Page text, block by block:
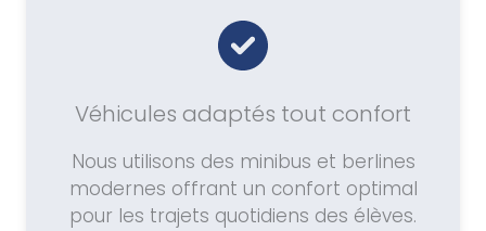
Véhicules adaptés tout confort
Nous utilisons des minibus et berlines
modernes offrant un confort optimal
pour les trajets quotidiens des élèves.